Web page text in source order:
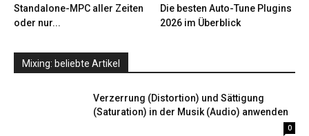
Standalone-MPC aller Zeiten
oder nur...
Die besten Auto-Tune Plugins
2026 im Überblick
Mixing: beliebte Artikel
Verzerrung (Distortion) und Sättigung
(Saturation) in der Musik (Audio) anwenden
0